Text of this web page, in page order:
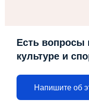
Есть вопросы
культуре и
Напишите об